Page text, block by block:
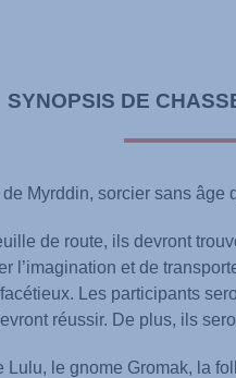
SYNOPSIS DE
Myrddin, sorcier sans
de route, ils devront
l’imagination et de
Les participants
réussir. De plus, ils
Lulu, le gnome Gromak, la